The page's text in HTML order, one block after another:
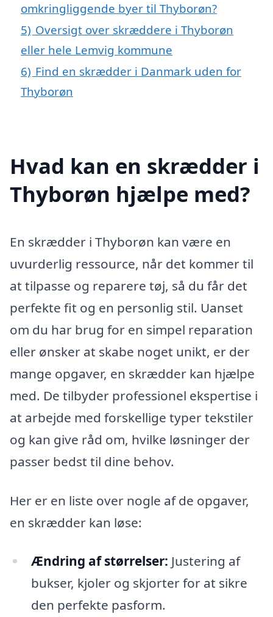
omkringliggende byer til Thyborøn?
5) Oversigt over skræddere i Thyborøn
eller hele Lemvig kommune
6) Find en skrædder i Danmark uden for
Thyborøn
Hvad kan en skrædder i
Thyborøn hjælpe med?
En skrædder i Thyborøn kan være en
uvurderlig ressource, når det kommer til
at tilpasse og reparere tøj, så du får det
perfekte fit og en personlig stil. Uanset
om du har brug for en simpel reparation
eller ønsker at skabe noget unikt, er der
mange opgaver, en skrædder kan hjælpe
med. De tilbyder professionel ekspertise i
at arbejde med forskellige typer tekstiler
og kan give råd om, hvilke løsninger der
passer bedst til dine behov.
Her er en liste over nogle af de opgaver,
en skrædder kan løse:
Ændring af størrelser: Justering af
bukser, kjoler og skjorter for at sikre
den perfekte pasform.